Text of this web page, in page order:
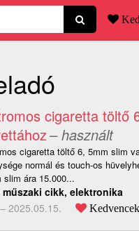
cigaretta töltő
– használt
cigaretta töltő 6, 5mm slim
normál és touch-os
slim ára 15.000...
műszaki cikk, elektronika
2025.05.15.